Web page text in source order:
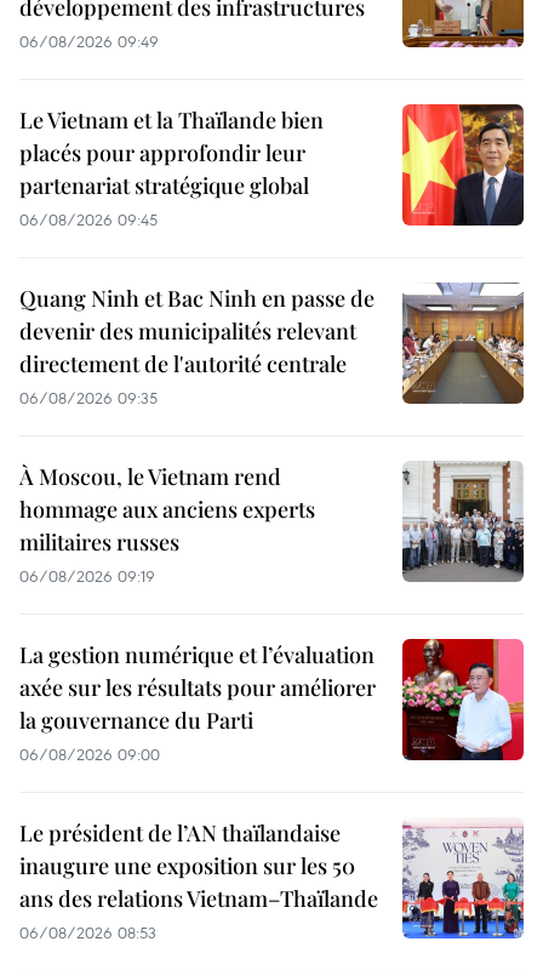
développement des infrastructures
06/08/2026 09:49
Le Vietnam et la Thaïlande bien
placés pour approfondir leur
partenariat stratégique global
06/08/2026 09:45
Quang Ninh et Bac Ninh en passe de
devenir des municipalités relevant
directement de l'autorité centrale
06/08/2026 09:35
À Moscou, le Vietnam rend
hommage aux anciens experts
militaires russes
06/08/2026 09:19
La gestion numérique et l’évaluation
axée sur les résultats pour améliorer
la gouvernance du Parti
06/08/2026 09:00
Le président de l’AN thaïlandaise
inaugure une exposition sur les 50
ans des relations Vietnam–Thaïlande
06/08/2026 08:53